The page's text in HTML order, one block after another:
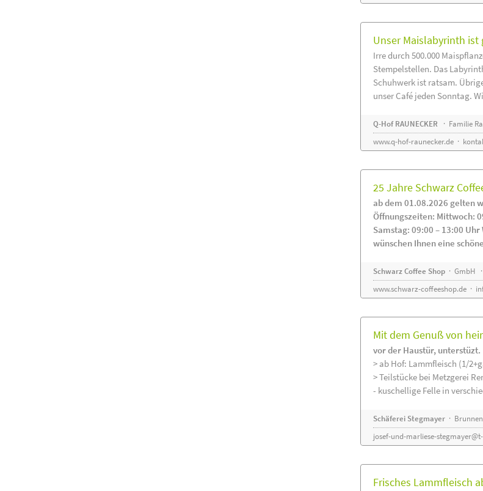
Unser Maislabyrinth ist
Irre durch 500.000
Stempelstellen. Das
Schuhwerk ist ratsam.
unser Café jeden Sonntag.
Q-Hof RAUNECKER
· Familie
www.q-hof-raunecker.de·
25 Jahre Schwarz
ab dem 01.08.2026 gelten
Öffnungszeiten: Mittwoch:
Samstag: 09:00 – 13:00
wünschen Ihnen eine
Schwarz Coffee Shop· GmbH ·
www.schwarz-coffeeshop.de·
Mit dem Genuß von
vor der Haustür, unterstüzt.
> ab Hof: Lammfleisch (1/
> Teilstücke bei Metzgerei
- kuschellige Felle in
Schäferei Stegmayer·
josef-und-marliese-
Frisches Lammfleisch